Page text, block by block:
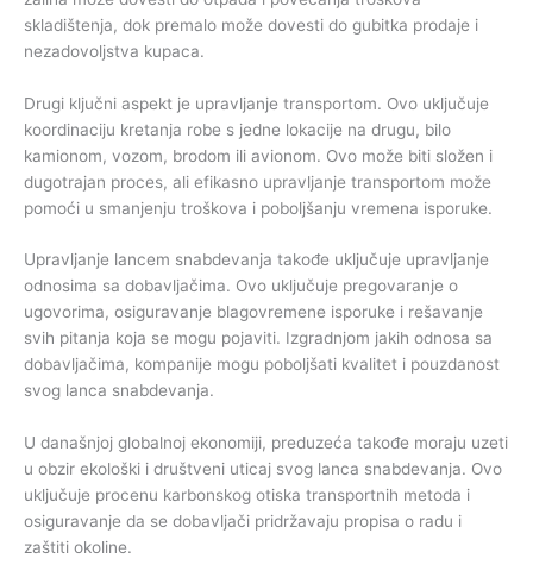
skladištenja, dok premalo može dovesti do gubitka prodaje i
nezadovoljstva kupaca.
Drugi ključni aspekt je upravljanje transportom. Ovo uključuje
koordinaciju kretanja robe s jedne lokacije na drugu, bilo
kamionom, vozom, brodom ili avionom. Ovo može biti složen i
dugotrajan proces, ali efikasno upravljanje transportom može
pomoći u smanjenju troškova i poboljšanju vremena isporuke.
Upravljanje lancem snabdevanja takođe uključuje upravljanje
odnosima sa dobavljačima. Ovo uključuje pregovaranje o
ugovorima, osiguravanje blagovremene isporuke i rešavanje
svih pitanja koja se mogu pojaviti. Izgradnjom jakih odnosa sa
dobavljačima, kompanije mogu poboljšati kvalitet i pouzdanost
svog lanca snabdevanja.
U današnjoj globalnoj ekonomiji, preduzeća takođe moraju uzeti
u obzir ekološki i društveni uticaj svog lanca snabdevanja. Ovo
uključuje procenu karbonskog otiska transportnih metoda i
osiguravanje da se dobavljači pridržavaju propisa o radu i
zaštiti okoline.